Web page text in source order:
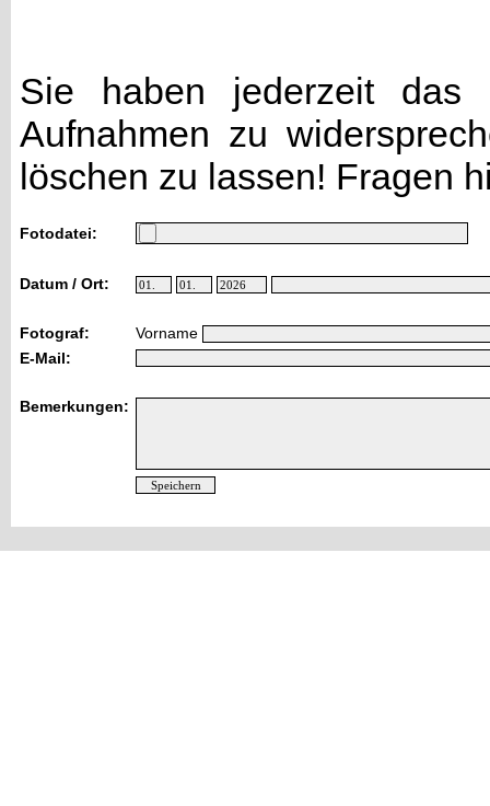
Sie haben jederzeit das
Aufnahmen zu
löschen zu lassen! Fragen
Fotodatei:
Datum / Ort:
Fotograf:
Vorname
E-Mail:
Bemerkungen: